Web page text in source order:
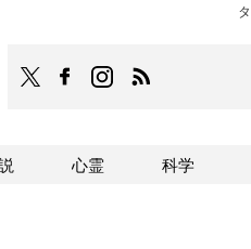
TOCANAのFacebookはこち
TOCANAのinstagram
心霊 科学